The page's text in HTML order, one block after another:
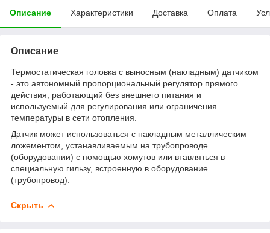
Описание Характеристики Доставка Оплата
Описание
Термостатическая головка с выносным (накладным) датчиком
- это автономный пропорциональный регулятор прямого
действия, работающий без внешнего питания и
используемый для регулирования или ограничения
температуры в сети отопления.
Датчик может использоваться с накладным металлическим
ложементом, устанавливаемым на трубопроводе
(оборудовании) с помощью хомутов или втавляться в
специальную гильзу, встроенную в оборудование
(трубопровод).
Скрыть